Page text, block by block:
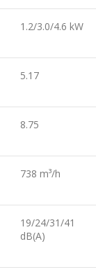
1.2/3.0/4.6 kW
5.17
8.75
738 m³/h
19/24/31/41
dB(A)